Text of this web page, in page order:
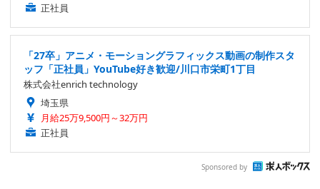
正社員
「27卒」アニメ・モーショングラフィックス動画の制作スタ
ッフ「正社員」YouTube好き歓迎/川口市栄町1丁目
株式会社enrich technology
埼玉県
月給25万9,500円～32万円
正社員
Sponsored by